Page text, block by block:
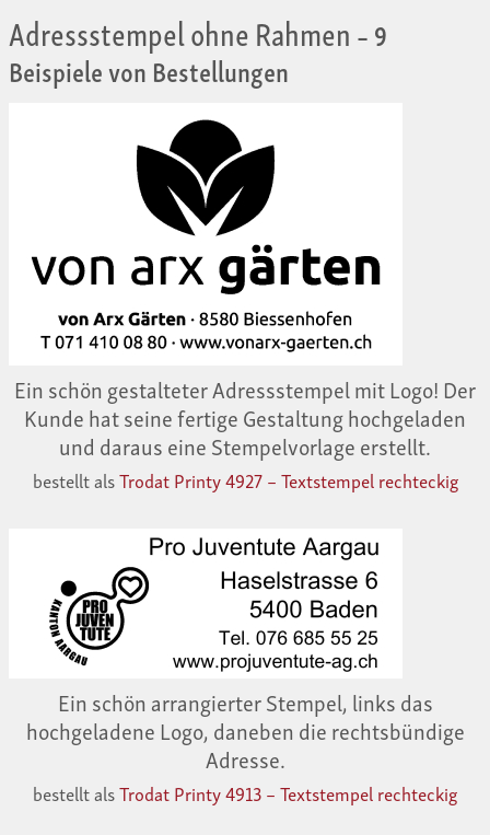
Adressstempel ohne Rahmen– 9
Beispiele von Bestellungen
Ein schön gestalteter Adressstempel mit Logo! Der
Kunde hat seine fertige Gestaltung hochgeladen
und daraus eine Stempelvorlage erstellt.
bestellt alsTrodat Printy 4927 – Textstempel rechteckig
Ein schön arrangierter Stempel, links das
hochgeladene Logo, daneben die rechtsbündige
Adresse.
bestellt alsTrodat Printy 4913 – Textstempel rechteckig